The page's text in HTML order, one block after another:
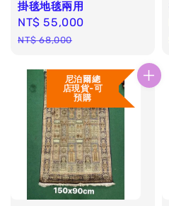
掛毯地毯兩用
Sale
price
NT$ 55,000
NT$ 68,000
尼泊爾總
店現貨-可
預購